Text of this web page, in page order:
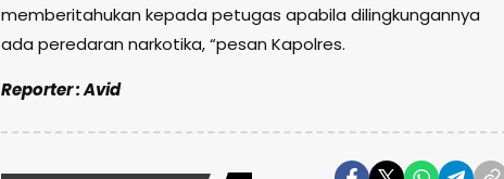
memberitahukan kepada petugas apabila dilingkungannya
ada peredaran narkotika, “pesan Kapolres.
Reporter : Avid